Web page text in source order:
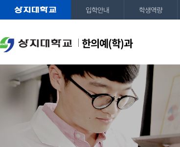
한의예(학)과
입학안내 학생역량